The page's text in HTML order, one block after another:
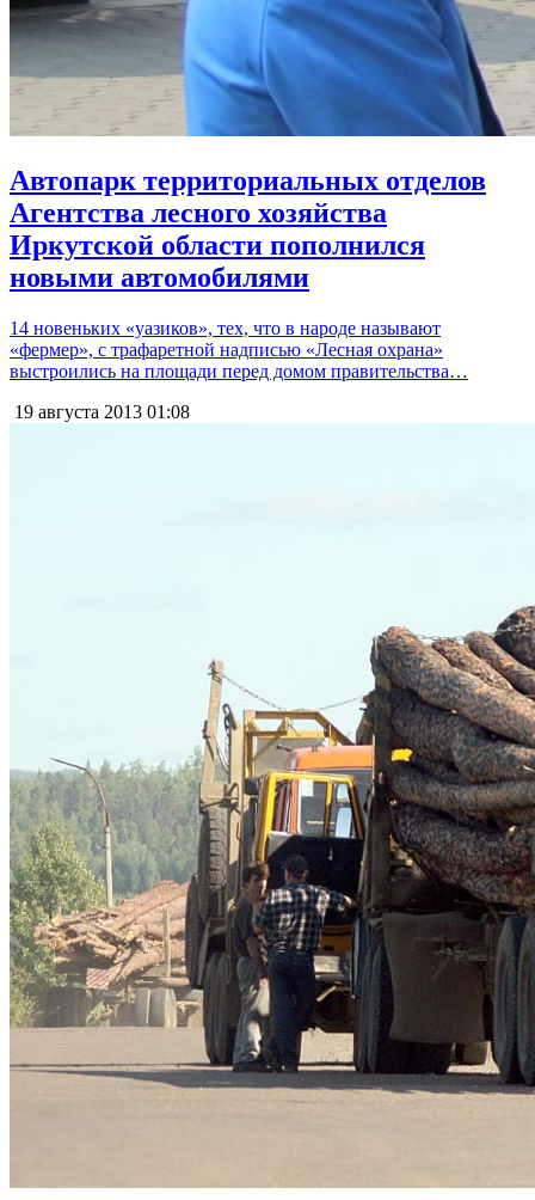
Автопарк территориальных отделов
Агентства лесного хозяйства
Иркутской области пополнился
новыми автомобилями
14 новеньких «уазиков», тех, что в народе называют
«фермер», с трафаретной надписью «Лесная охрана»
выстроились на площади перед домом правительства…
19 августа 2013 01:08